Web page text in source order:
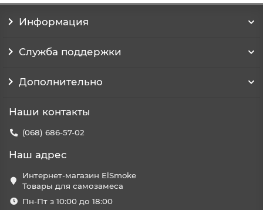
Информация
Служба поддержки
Дополнительно
Наши контакты
(068) 686-57-02
Наш адрес
Интернет-магазин ElSmoke
Товары для самозамеса
Пн-Пт з 10:00 до 18:00